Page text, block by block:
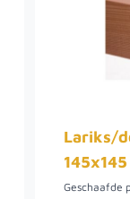
Lariks/
145x145